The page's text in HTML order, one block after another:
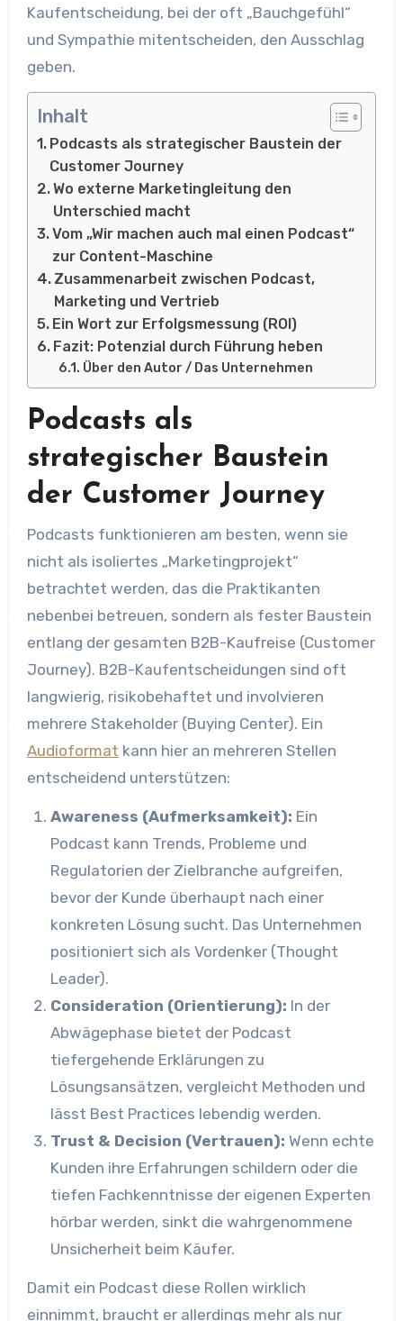
Kaufentscheidung, bei der oft „Bauchgefühl“
und Sympathie mitentscheiden, den Ausschlag
geben.
Inhalt
Podcasts als strategischer Baustein der
Customer Journey
Wo externe Marketingleitung den
Unterschied macht
Vom „Wir machen auch mal einen Podcast“
zur Content-Maschine
Zusammenarbeit zwischen Podcast,
Marketing und Vertrieb
Ein Wort zur Erfolgsmessung (ROI)
Fazit: Potenzial durch Führung heben
Über den Autor / Das Unternehmen
Podcasts als
strategischer Baustein
der Customer Journey
Podcasts funktionieren am besten, wenn sie
nicht als isoliertes „Marketingprojekt“
betrachtet werden, das die Praktikanten
nebenbei betreuen, sondern als fester Baustein
entlang der gesamten B2B-Kaufreise (Customer
Journey). B2B-Kaufentscheidungen sind oft
langwierig, risikobehaftet und involvieren
mehrere Stakeholder (Buying Center). Ein
Audioformat kann hier an mehreren Stellen
entscheidend unterstützen:
Awareness (Aufmerksamkeit): Ein
Podcast kann Trends, Probleme und
Regulatorien der Zielbranche aufgreifen,
bevor der Kunde überhaupt nach einer
konkreten Lösung sucht. Das Unternehmen
positioniert sich als Vordenker (Thought
Leader).
Consideration (Orientierung): In der
Abwägephase bietet der Podcast
tiefergehende Erklärungen zu
Lösungsansätzen, vergleicht Methoden und
lässt Best Practices lebendig werden.
Trust & Decision (Vertrauen): Wenn echte
Kunden ihre Erfahrungen schildern oder die
tiefen Fachkenntnisse der eigenen Experten
hörbar werden, sinkt die wahrgenommene
Unsicherheit beim Käufer.
Damit ein Podcast diese Rollen wirklich
einnimmt, braucht er allerdings mehr als nur